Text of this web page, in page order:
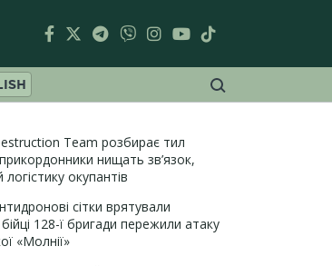
Team розбирає тил
нищать зв’язок,
логістику окупантів
сітки врятували
бійці 128-ї бригади пережили атаку
«Молнії»